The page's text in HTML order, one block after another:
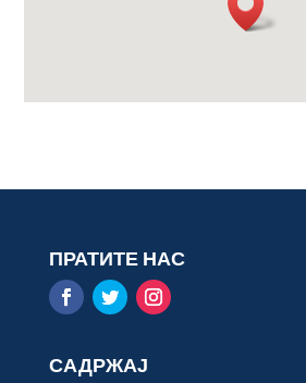
ПРАТИТЕ НАС
САДРЖАЈ